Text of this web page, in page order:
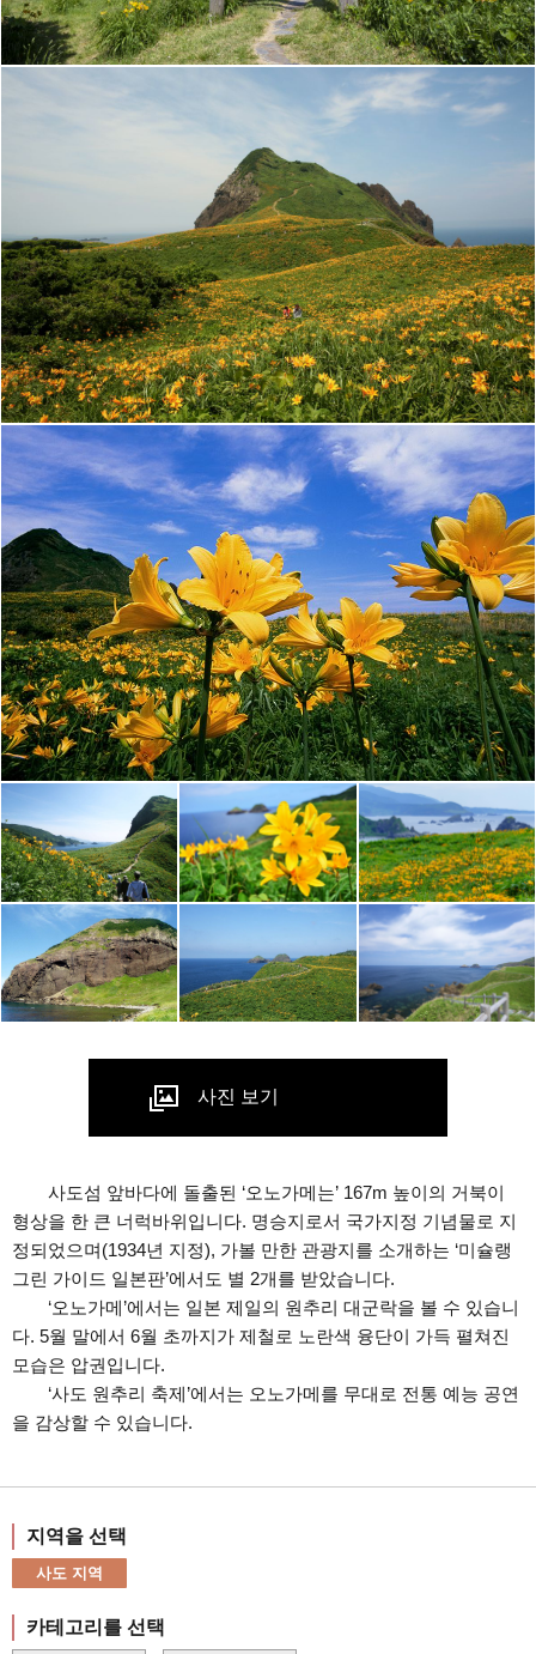
사진 보기
사도섬 앞바다에 돌출된 ‘오노가메는’ 167m 높이의 거북이
형상을 한 큰 너럭바위입니다. 명승지로서 국가지정 기념물로 지
정되었으며(1934년 지정), 가볼 만한 관광지를 소개하는 ‘미슐랭
그린 가이드 일본판’에서도 별 2개를 받았습니다.
‘오노가메’에서는 일본 제일의 원추리 대군락을 볼 수 있습니
다. 5월 말에서 6월 초까지가 제철로 노란색 융단이 가득 펼쳐진
모습은 압권입니다.
‘사도 원추리 축제’에서는 오노가메를 무대로 전통 예능 공연
을 감상할 수 있습니다.
지역을 선택
사도 지역
카테고리를 선택